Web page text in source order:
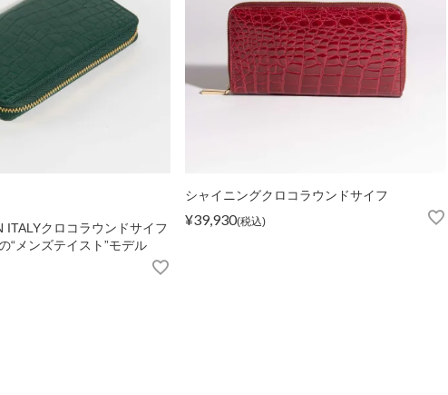
ラウンド財布
ス
登録・解除 店舗紹介
ITALYクロコラウンドサイフ
“メンズテイスト”モデル
シャイニングクロコラウンドサイフ
¥39,930 税込